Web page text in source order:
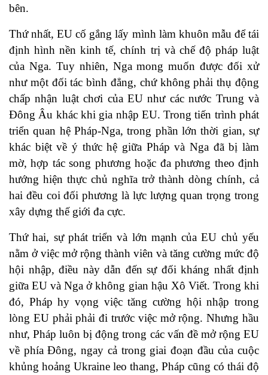
bên.
Thứ nhất, EU cố gắng lấy mình làm khuôn mẫu để tái
định hình nền kinh tế, chính trị và chế độ pháp luật
của Nga. Tuy nhiên, Nga mong muốn được đối xử
như một đối tác bình đẳng, chứ không phải thụ động
chấp nhận luật chơi của EU như các nước Trung và
Đông Âu khác khi gia nhập EU. Trong tiến trình phát
triển quan hệ Pháp-Nga, trong phần lớn thời gian, sự
khác biệt về ý thức hệ giữa Pháp và Nga đã bị làm
mờ, hợp tác song phương hoặc đa phương theo định
hướng hiện thực chủ nghĩa trở thành dòng chính, cả
hai đều coi đối phương là lực lượng quan trọng trong
xây dựng thế giới đa cực.
Thứ hai, sự phát triển và lớn mạnh của EU chủ yếu
nằm ở việc mở rộng thành viên và tăng cường mức độ
hội nhập, điều này dẫn đến sự đối kháng nhất định
giữa EU và Nga ở không gian hậu Xô Viết. Trong khi
đó, Pháp hy vọng việc tăng cường hội nhập trong
lòng EU phải phải đi trước việc mở rộng. Nhưng hầu
như, Pháp luôn bị động trong các vấn đề mở rộng EU
về phía Đông, ngay cả trong giai đoạn đầu của cuộc
khủng hoảng Ukraine leo thang, Pháp cũng có thái độ